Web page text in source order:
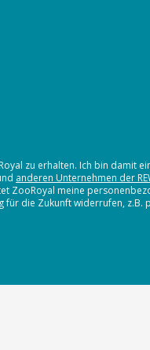
zu erhalten. Ich bin damit
anderen Unternehmen der
ZooRoyal meine
die Zukunft widerrufen,